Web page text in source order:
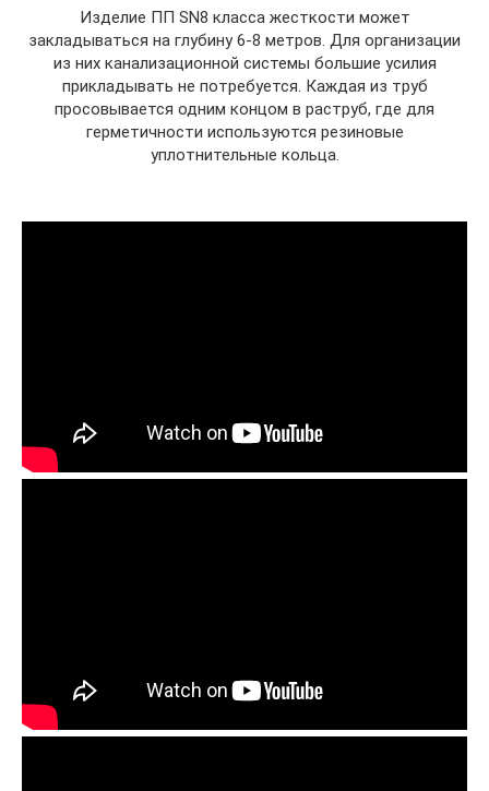
Изделие ПП SN8 класса жесткости может
закладываться на глубину 6-8 метров. Для организации
из них канализационной системы большие усилия
прикладывать не потребуется. Каждая из труб
просовывается одним концом в раструб, где для
герметичности используются резиновые
уплотнительные кольца.